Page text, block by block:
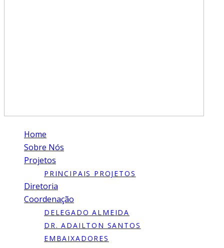
Home
Sobre Nós
Projetos
PRINCIPAIS PROJETOS
Diretoria
Coordenação
DELEGADO ALMEIDA
DR. ADAILTON SANTOS
EMBAIXADORES